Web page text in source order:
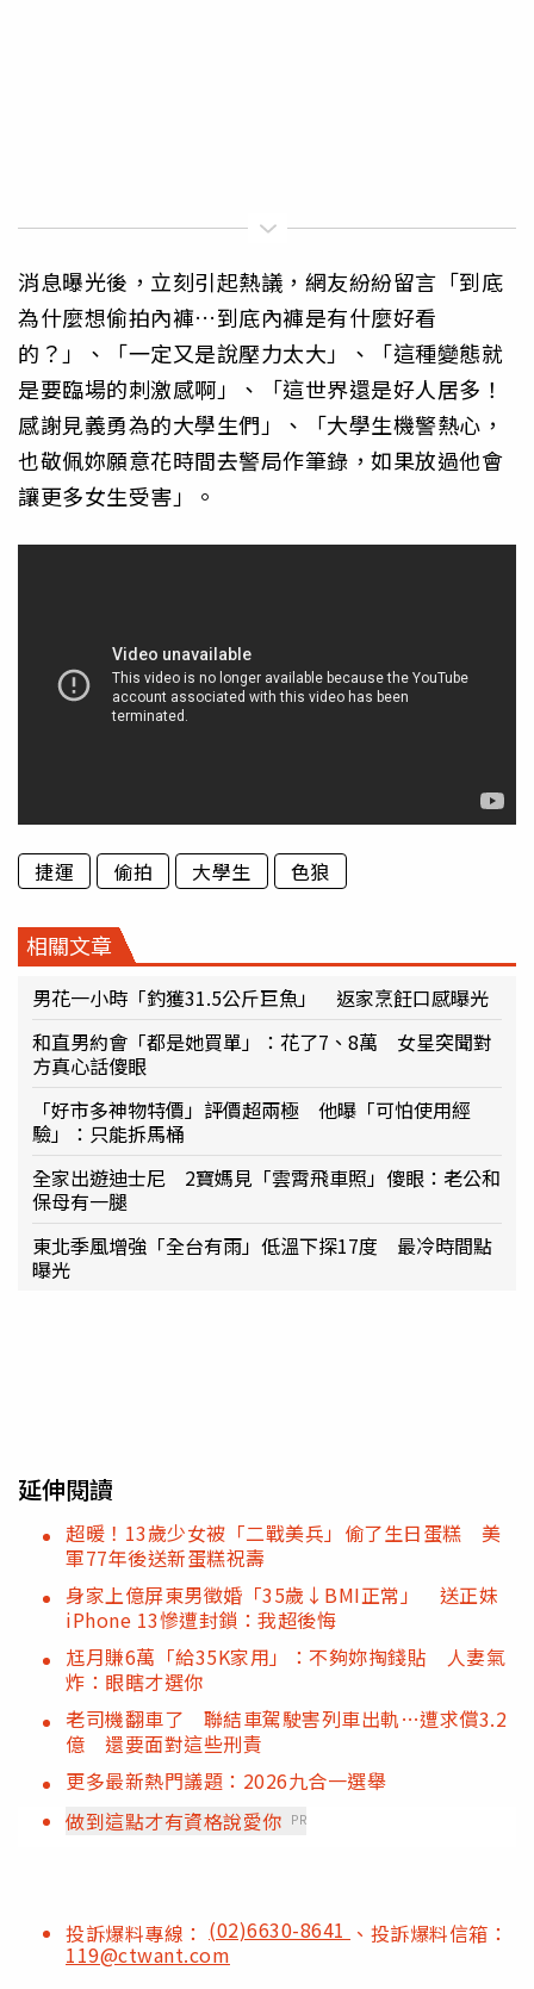
消息曝光後，立刻引起熱議，網友紛紛留言「到底
為什麼想偷拍內褲…到底內褲是有什麼好看
的？」、「一定又是說壓力太大」、「這種變態就
是要臨場的刺激感啊」、「這世界還是好人居多！
感謝見義勇為的大學生們」、「大學生機警熱心，
也敬佩妳願意花時間去警局作筆錄，如果放過他會
讓更多女生受害」。
捷運 偷拍 大學生 色狼
相關文章
男花一小時「釣獲31.5公斤巨魚」 返家烹飪口感曝光
和直男約會「都是她買單」：花了7、8萬 女星突聞對
方真心話傻眼
「好市多神物特價」評價超兩極 他曝「可怕使用經
驗」：只能拆馬桶
全家出遊迪士尼 2寶媽見「雲霄飛車照」傻眼：老公和
保母有一腿
東北季風增強「全台有雨」低溫下探17度 最冷時間點
曝光
延伸閱讀
超暖！13歲少女被「二戰美兵」偷了生日蛋糕 美
軍77年後送新蛋糕祝壽
身家上億屏東男徵婚「35歲↓BMI正常」 送正妹
iPhone 13慘遭封鎖：我超後悔
尪月賺6萬「給35K家用」：不夠妳掏錢貼 人妻氣
炸：眼瞎才選你
老司機翻車了 聯結車駕駛害列車出軌…遭求償3.2
億 還要面對這些刑責
更多最新熱門議題：2026九合一選舉
做到這點才有資格說愛你 PR
投訴爆料專線： (02)6630-8641 、投訴爆料信箱：
119@ctwant.com